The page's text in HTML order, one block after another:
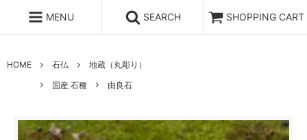
MENU SEARCH SHOPPING CART
HOME 石仏
地蔵（丸彫り）
国産 石種
由良石